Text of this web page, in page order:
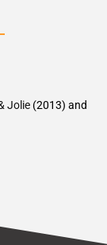
Jolie (2013) and